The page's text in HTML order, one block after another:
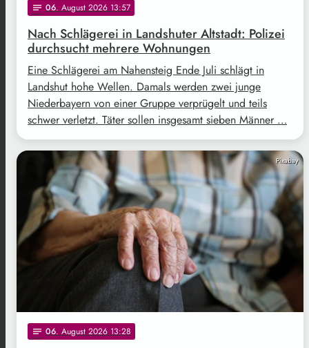
notes 06. August 2026 13:57
Nach Schlägerei in Landshuter Altstadt: Polizei
durchsucht mehrere Wohnungen
Eine Schlägerei am Nahensteig Ende Juli schlägt in
Landshut hohe Wellen. Damals werden zwei junge
Niederbayern von einer Gruppe verprügelt und teils
schwer verletzt. Täter sollen insgesamt sieben Männer …
Pixabay
notes 06. August 2026 13:28